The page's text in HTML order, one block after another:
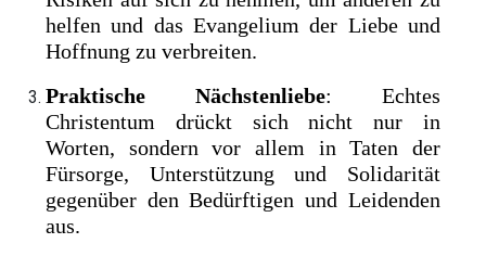
helfen und das Evangelium der Liebe und
Hoffnung zu verbreiten.
Praktische Nächstenliebe: Echtes
Christentum drückt sich nicht nur in
Worten, sondern vor allem in Taten der
Fürsorge, Unterstützung und Solidarität
gegenüber den Bedürftigen und Leidenden
aus.